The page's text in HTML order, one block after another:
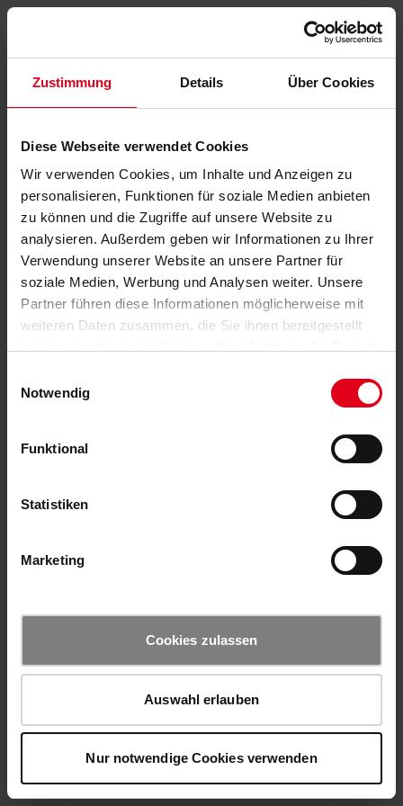
Zustimmung Details Über Cookies
Diese Webseite verwendet Cookies
Wir verwenden Cookies, um Inhalte und Anzeigen zu
personalisieren, Funktionen für soziale Medien anbieten
zu können und die Zugriffe auf unsere Website zu
analysieren. Außerdem geben wir Informationen zu Ihrer
Verwendung unserer Website an unsere Partner für
soziale Medien, Werbung und Analysen weiter. Unsere
Partner führen diese Informationen möglicherweise mit
weiteren Daten zusammen, die Sie ihnen bereitgestellt
Notwendig
Funktional
Statistiken
Marketing
Cookies zulassen
Auswahl erlauben
Nur notwendige Cookies verwenden